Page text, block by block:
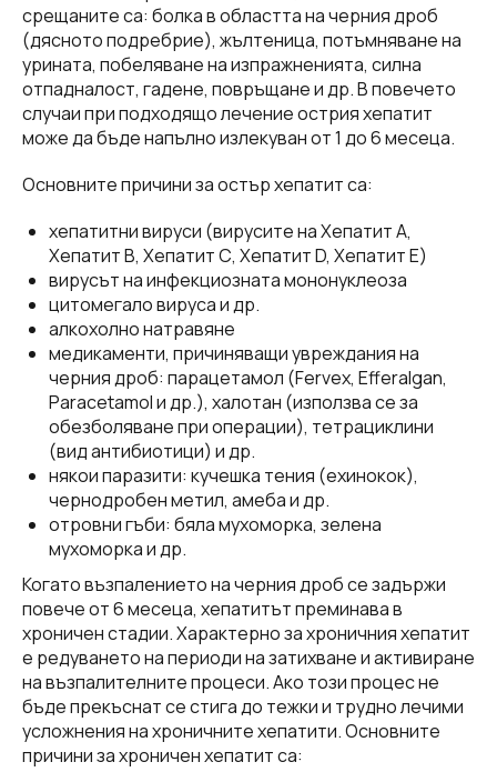
срещаните са: болка в областта на черния дроб
(дясното подребрие), жълтеница, потъмняване на
урината, побеляване на изпражненията, силна
отпадналост, гадене, повръщане и др. В повечето
случаи при подходящо лечение острия хепатит
може да бъде напълно излекуван от 1 до 6 месеца.
Основните причини за остър хепатит са:
хепатитни вируси (вирусите на Хепатит А,
Хепатит В, Хепатит С, Хепатит D, Хепатит E)
вирусът на инфекциозната мононуклеоза
цитомегало вируса и др.
алкохолно натравяне
медикаменти, причиняващи увреждания на
черния дроб: парацетамол (Fervex, Efferalgan,
Paracetamol и др.), халотан (използва се за
обезболяване при операции), тетрациклини
(вид антибиотици) и др.
някои паразити: кучешка тения (ехинокок),
чернодробен метил, амеба и др.
отровни гъби: бяла мухоморка, зелена
мухоморка и др.
Когато възпалението на черния дроб се задържи
повече от 6 месеца, хепатитът преминава в
хроничен стадии. Характерно за хроничния хепатит
е редуването на периоди на затихване и активиране
на възпалителните процеси. Ако този процес не
бъде прекъснат се стига до тежки и трудно лечими
усложнения на хроничните хепатити. Основните
причини за хроничен хепатит са: